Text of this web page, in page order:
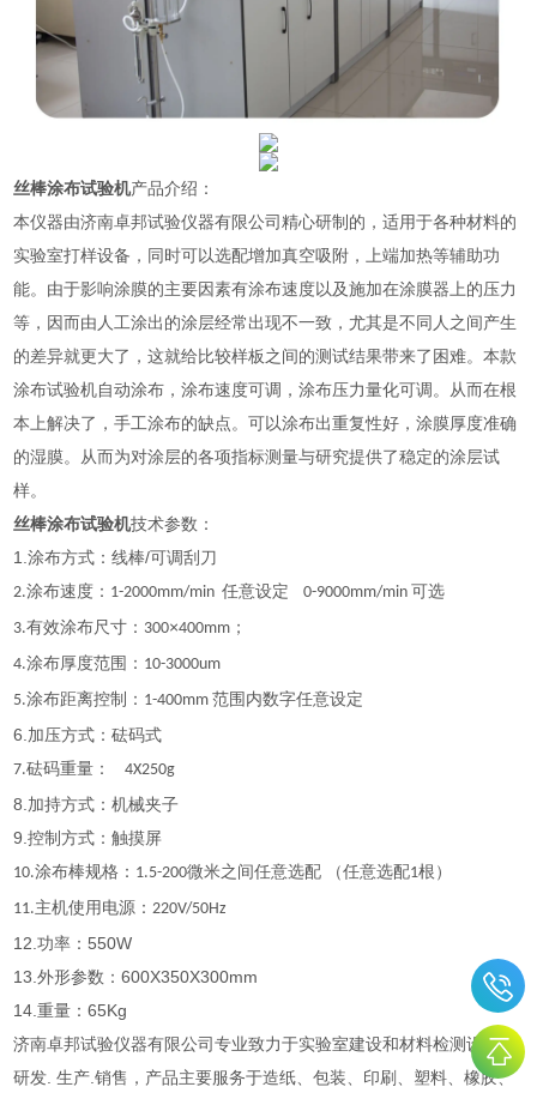
丝棒涂布试验机产品介绍：
本仪器由济南卓邦试验仪器有限公司精心研制的，适用于各种材料的
实验室打样设备，同时可以选配增加真空吸附，上端加热等辅助功
能。 由于影响涂膜的主要因素有涂布速度以及施加在涂膜器上的压力
等，因而由人工涂出的涂层经常出现不一致，尤其是不同人之间产生
的差异就更大了，这就给比较样板之间的测试结果带来了困难。本款
涂布试验机自动涂布，涂布速度可调，涂布压力量化可调。从而在根
本上解决了，手工涂布的缺点。可以涂布出重复性好，涂膜厚度准确
的湿膜。从而为对涂层的各项指标测量与研究提供了稳定的涂层试
样。
丝棒涂布试验机技术参数：
1.涂布方式：线棒/可调刮刀
2.涂布速度： 1-2000mm/min任意设定0-9000mm/min 可选
3.有效涂布尺寸： 300×400mm ；
4.涂布厚度范围： 10-3000um
5.涂布距离控制： 1-400mm范围内数字任意设定
6.加压方式：砝码式
7.砝码重量：4X250g
8.加持方式：机械夹子
9.控制方式：触摸屏
10.涂布棒规格： 1.5-200微米之间任意选配 （任意选配1根）
11.主机使用电源： 220V/50Hz
12.功率：550W
13.外形参数：600X350X300mm
14.重量：65Kg
济南卓邦试验仪器有限公司专业致力于实验室建设和材料检测设备的
研发. 生产.销售，产品主要服务于造纸、包装、印刷、塑料、橡胶、